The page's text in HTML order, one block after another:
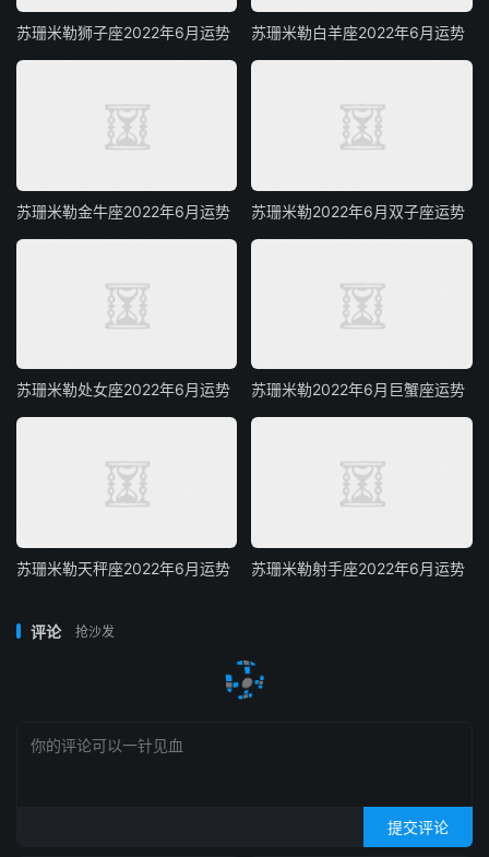
苏珊米勒狮子座2022年6月运势 苏珊米勒白羊座2022年6月运势
苏珊米勒金牛座2022年6月运势 苏珊米勒2022年6月双子座运势
苏珊米勒处女座2022年6月运势 苏珊米勒2022年6月巨蟹座运势
苏珊米勒天秤座2022年6月运势 苏珊米勒射手座2022年6月运势
评论 抢沙发
提交评论